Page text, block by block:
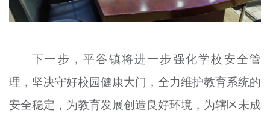
下一步，平谷镇将进一步强化学校安全管
理，坚决守好校园健康大门，全力维护教育系统的
安全稳定，为教育发展创造良好环境，为辖区未成